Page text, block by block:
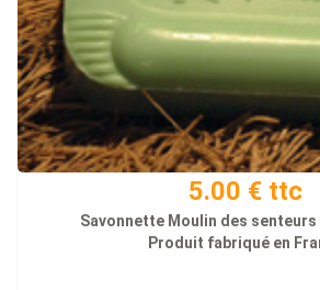
5.00 € ttc
Savonnette Moulin des senteurs
Produit fabriqué en